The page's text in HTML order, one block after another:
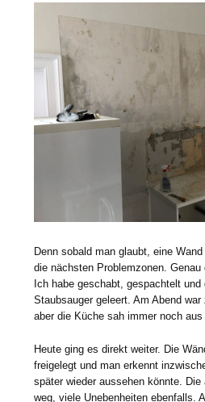
Denn sobald man glaubt, eine
die nächsten Problemzonen.
Ich habe geschabt, gespachtelt
Staubsauger geleert. Am Abend
aber die Küche sah immer noch aus
Heute ging es direkt weiter. Die
freigelegt und man erkennt
später wieder aussehen könnte.
weg, viele Unebenheiten ebenfalls.